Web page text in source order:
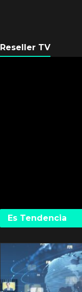
Reseller TV
Es Tendencia